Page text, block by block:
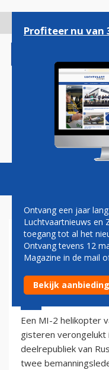
gaan
Magazine
IN
6 mei 2003 - 2:00
Een MI-2 helikopter
gisteren verongelukt
deelrepubliek van
twee
Profiteer nu van
Ontvang een jaar
Luchtvaartnieuws en
toegang tot al het
Ontvang tevens 12
Magazine in de mail
Bekijk aanbieding